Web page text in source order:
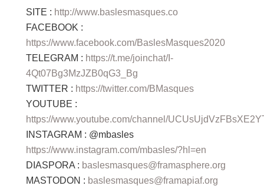
SITE : http://www.baslesmasques.co
FACEBOOK :
https://www.facebook.com/BaslesMasques2020
TELEGRAM : https://t.me/joinchat/I-
4Qt07Bg3MzJZB0qG3_Bg
TWITTER : https://twitter.com/BMasques
YOUTUBE :
https://www.youtube.com/channel/
INSTAGRAM : @mbasles
https://www.instagram.com/mbasles/?hl=en
DIASPORA : baslesmasques@framasphere.org
MASTODON : baslesmasques@framapiaf.org